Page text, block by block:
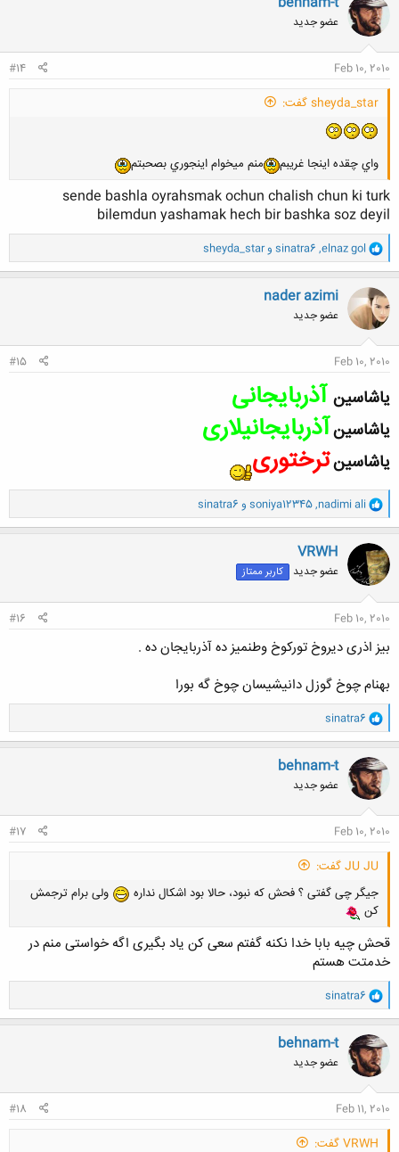
ش
ه
ا
عضو جدید
Feb 10, 2010
#14
sheyda_star گفت:
واي چقده اينجا غريبم منم ميخوام اينجوري بصحبتم
sende bashla oyrahsmak ochun chalish chun ki turk
bilemdun yashamak hech bir bashka soz deyil
و
ا
ک
ن
ش
ه
ا
elnaz gol
,
sinatra6 وsheyda_star
nader azimi
عضو جدید
Feb 10, 2010
#15
یاشاسین آذربایجانی
یاشاسینآذربایجانیلاری
یاشاسینترختوری
و
ا
ک
ن
ش
ه
ا
nadimi ali
,
soniya12345 و sinatra6
VRWH
عضو جدید کاربر ممتاز
Feb 10, 2010
#16
بیز اذری دیروخ تورکوخ وطنمیز ده آذربایجان ده .
بهنام چوخ گوزل دانیشیسان چوخ گه بورا
و
ا
ک
ن
ش
ه
ا
sinatra6
behnam-t
عضو جدید
Feb 10, 2010
#17
JU JU گفت:
جیگر چی گفتی ؟ فحش که نبود، حالا بود اشکال نداره
ولی برام ترجمش
کن
قحش چیه بابا خدا نکنه گفتم سعی کن یاد بگیری اگه خواستی منم در
خدمتت هستم
و
ا
ک
ن
ش
ه
ا
sinatra6
behnam-t
عضو جدید
Feb 11, 2010
#18
VRWH گفت: